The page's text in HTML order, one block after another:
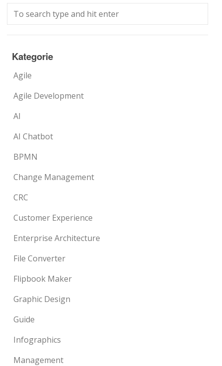
Kategorie
Agile
Agile Development
AI
AI Chatbot
BPMN
Change Management
CRC
Customer Experience
Enterprise Architecture
File Converter
Flipbook Maker
Graphic Design
Guide
Infographics
Management